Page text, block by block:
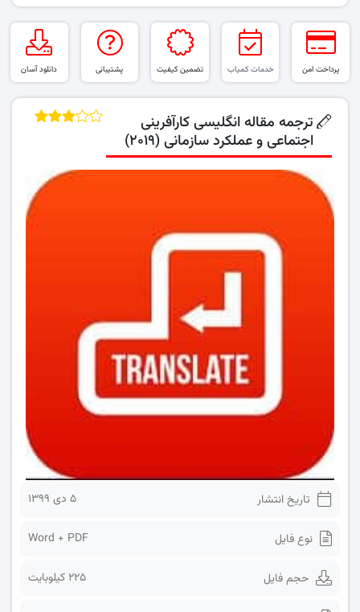
پرداخت امن خدمات کمیاب تضمین کیفیت پشتیبانی دانلود آسان
ترجمه مقاله انگلیسی کارآفرینی
اجتماعی و عملکرد سازمانی (۲۰۱۹)
تاریخ انتشار ۵ دی ۱۳۹۹
نوع فایل Word + PDF
حجم فایل 225 کیلوبایت